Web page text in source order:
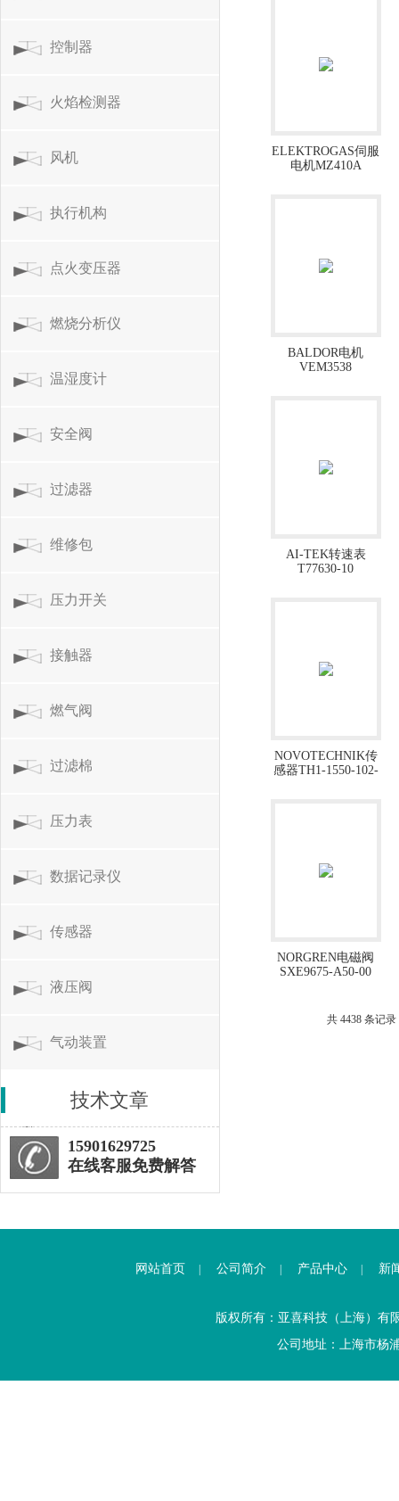
控制器
火焰检测器
风机
执行机构
点火变压器
燃烧分析仪
温湿度计
安全阀
过滤器
维修包
压力开关
接触器
燃气阀
过滤棉
压力表
数据记录仪
传感器
液压阀
气动装置
技术文章
15901629725
在线客服免费解答
ELEKTROGAS伺服
电机MZ410A
BALDOR电机
VEM3538
AI-TEK转速表
T77630-10
NOVOTECHNIK传
感器TH1-1550-102-
NORGREN电磁阀
SXE9675-A50-00
共 4438 条记
网站首页 公司简介 产品中心 新
版权所有：亚喜科技（上海）
公司地址：上海市杨